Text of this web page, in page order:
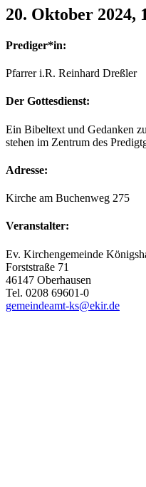
20. Oktober 2024,
Prediger*in:
Pfarrer i.R. Reinhard Dreßler
Der Gottesdienst:
Ein Bibeltext und Gedanken
stehen im Zentrum des
Adresse:
Kirche am Buchenweg 275
Veranstalter:
Ev. Kirchengemeinde
Forststraße 71
46147 Oberhausen
Tel. 0208 69601-0
gemeindeamt-ks@ekir.de